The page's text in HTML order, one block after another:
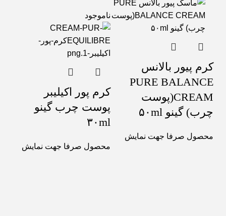
کرم پیور بالانس
PURE BALANCE
CREAM(پوست
چرب) گینو ۵۰ml
محصول صرفا جهت نمایش
ناموجود
کرم پور اکیلیبر
پوست چرب گینو
۳۰ml
محصول صرفا جهت نمایش